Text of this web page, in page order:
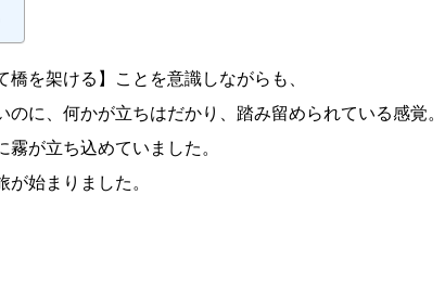
を架ける】ことを意識しながらも、
に、何かが立ちはだかり、踏み留められている感覚。
が立ち込めていました。
始まりました。